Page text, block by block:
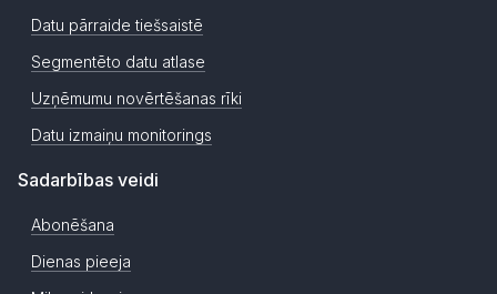
Datu pārraide tiešsaistē
Segmentēto datu atlase
Uzņēmumu novērtēšanas rīki
Datu izmaiņu monitorings
Sadarbības veidi
Abonēšana
Dienas pieeja